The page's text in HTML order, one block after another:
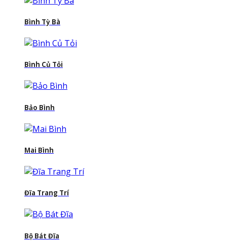
Bình Tỳ Bà
Bình Củ Tỏi
Bảo Bình
Mai Bình
Đĩa Trang Trí
Bộ Bát Đĩa